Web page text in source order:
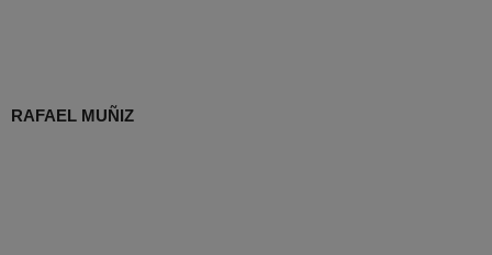
RAFAEL MUÑIZ